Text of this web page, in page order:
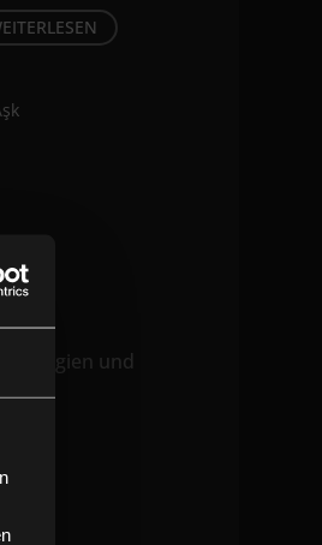
und